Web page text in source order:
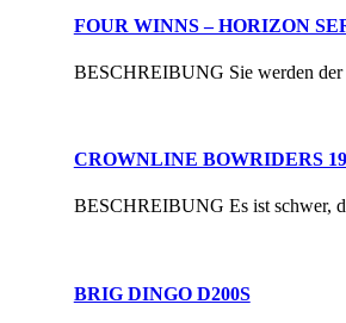
FOUR WINNS – HORIZON
BESCHREIBUNG Sie werden der
CROWNLINE BOWRIDERS
BESCHREIBUNG Es ist schwer,
BRIG DINGO D200S